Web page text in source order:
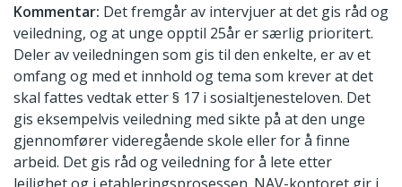
Kommentar: Det fremgår av intervjuer at det gis råd og
veiledning, og at unge opptil 25år er særlig prioritert.
Deler av veiledningen som gis til den enkelte, er av et
omfang og med et innhold og tema som krever at det
skal fattes vedtak etter § 17 i sosialtjenesteloven. Det
gis eksempelvis veiledning med sikte på at den unge
gjennomfører videregående skole eller for å finne
arbeid. Det gis råd og veiledning for å lete etter
leilighet og i etableringsprosessen. NAV-kontoret gir i